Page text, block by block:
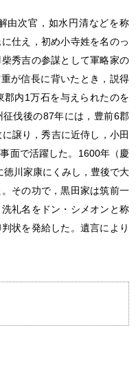
由次官，如水円清などを称
仕え，初め小寺姓を名のっ
秀吉の参謀として軍略家の
が信長に背いたとき，説得
郡内1万石を与えられたのを
伐後の87年には，豊前6郡
譲り，秀吉に近侍し，小田
面で活躍した。1600年（慶
川家康にくみし，豊後で大
その功で，黒田家は筑前一
礼名をドン・シメオンと称
状を発給した。遺言により